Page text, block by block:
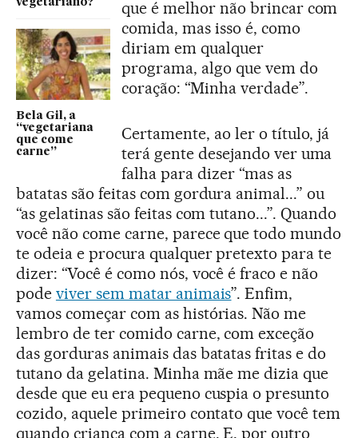
vegetariano?
Bela Gil, a
“vegetariana
que come
carne”
que é melhor não brincar com
comida, mas isso é, como
diriam em qualquer
programa, algo que vem do
coração: “Minha verdade”.
Certamente, ao ler o título, já
terá gente desejando ver uma
falha para dizer “mas as
batatas são feitas com gordura animal...” ou
“as gelatinas são feitas com tutano...”. Quando
você não come carne, parece que todo mundo
te odeia e procura qualquer pretexto para te
dizer: “Você é como nós, você é fraco e não
pode viver sem matar animais”. Enfim,
vamos começar com as histórias. Não me
lembro de ter comido carne, com exceção
das gorduras animais das batatas fritas e do
tutano da gelatina. Minha mãe me dizia que
desde que eu era pequeno cuspia o presunto
cozido, aquele primeiro contato que você tem
quando criança com a carne. E, por outro